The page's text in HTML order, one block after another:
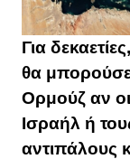
Για
θα μπορούσε
Ορμούζ αν
Ισραήλ ή
αντιπάλους